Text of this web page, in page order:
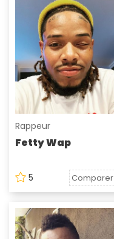
Rappeur
Fetty Wap
5 Comparer